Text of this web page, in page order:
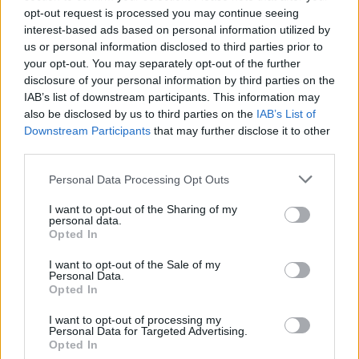
opt-out request is processed you may continue seeing
interest-based ads based on personal information utilized by
us or personal information disclosed to third parties prior to
your opt-out. You may separately opt-out of the further
disclosure of your personal information by third parties on the
IAB’s list of downstream participants. This information may
also be disclosed by us to third parties on the IAB’s List of
Downstream Participants that may further disclose it to other
Personal Data Processing Opt Outs
I want to opt-out of the Sharing of my
personal data.
Opted In
I want to opt-out of the Sale of my
Personal Data.
Opted In
I want to opt-out of processing my
Personal Data for Targeted Advertising.
Opted In
REGIONE PIEMONTE - DIREZIONE ISTRUZIONE E
DIRITTO ALLO STUDIO UNIVERSITARIO , FO
518 euro
2026-05-18
Academy di filiera del Piemonte, ai sensi della
Direttiva regionale Academy di filiera del Piemonte periodo
2023-2026 di
259 euro
2026-05-18
Academy di filiera del Piemonte, ai sensi della
2023-2026 di
REGIONE PIEMONTE - DIREZIONE ISTRUZIONE E
DIRITTO ALLO STUDIO UNIVERSITARIO , FO
648 euro
2026-05-18